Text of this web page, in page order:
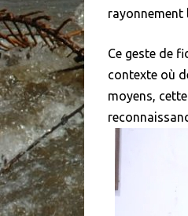
rayonnement
Ce geste de
contexte où
moyens,